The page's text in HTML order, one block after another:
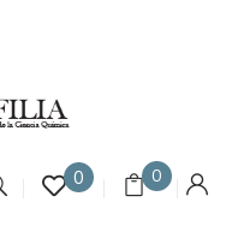
0 0